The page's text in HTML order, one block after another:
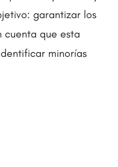
garantizar los
cuenta que esta
minorías